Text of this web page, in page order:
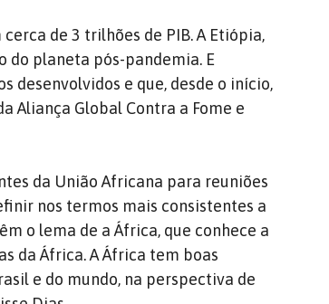
de 3 trilhões de PIB. A Etiópia,
do planeta pós-pandemia. E
desenvolvidos e que, desde o início,
Aliança Global Contra a Fome e
da União Africana para reuniões
nos termos mais consistentes a
o lema de a África, que conhece a
da África. A África tem boas
e do mundo, na perspectiva de